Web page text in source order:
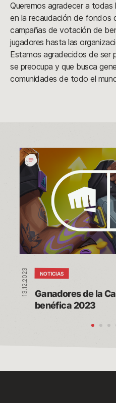
Queremos agradecer a todas
en la recaudación de fondos
campañas de votación de
jugadores hasta las
Estamos agradecidos de ser
se preocupa y que busca
comunidades de todo el
Ganadores
de
Campaña
de
votación
benéfica
2023
NOTICIAS
Ganadores de la
benéfica 2023
13.12.2023